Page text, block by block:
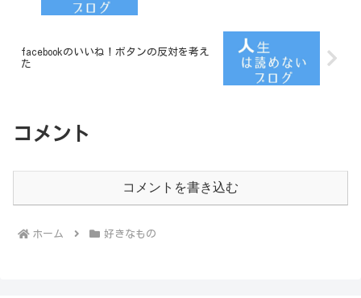
facebookのいいね！ボタンの反対を考え
た
コメント
コメントを書き込む
ホーム 好きなもの